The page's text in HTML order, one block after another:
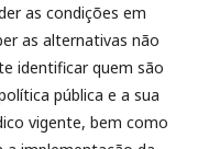
as condições em
as alternativas não
identificar quem são
pública e a sua
vigente, bem como